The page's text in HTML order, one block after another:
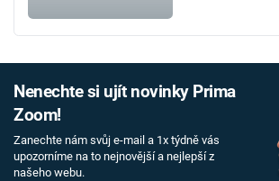
Nenechte si ujít novinky Prima
Zoom!
Zanechte nám svůj e-mail a 1x týdně vás
upozorníme na to nejnovější a nejlepší z
našeho webu.